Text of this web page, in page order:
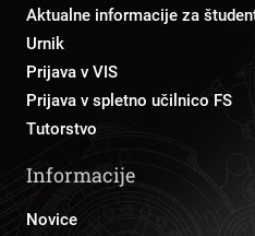
Aktualne informacije za
Urnik
Prijava v VIS
Prijava v spletno učilnico FS
Tutorstvo
Informacije
Novice